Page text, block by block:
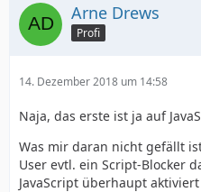
Arne Drews
Profi
14. Dezember 2018 um 14:58
Naja, das erste ist ja auf
Was mir daran nicht gefällt
User evtl. ein Script-Blocker
JavaScript überhaupt